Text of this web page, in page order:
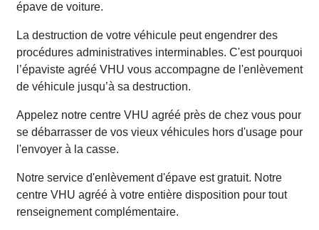
épave de voiture.
La destruction de votre véhicule peut engendrer des
procédures administratives interminables. C'est pourquoi
l’épaviste agréé VHU vous accompagne de l'enlèvement
de véhicule jusqu’à sa destruction.
Appelez notre centre VHU agréé près de chez vous pour
se débarrasser de vos vieux véhicules hors d'usage pour
l'envoyer à la casse.
Notre service d'enlèvement d'épave est gratuit. Notre
centre VHU agréé à votre entière disposition pour tout
renseignement complémentaire.